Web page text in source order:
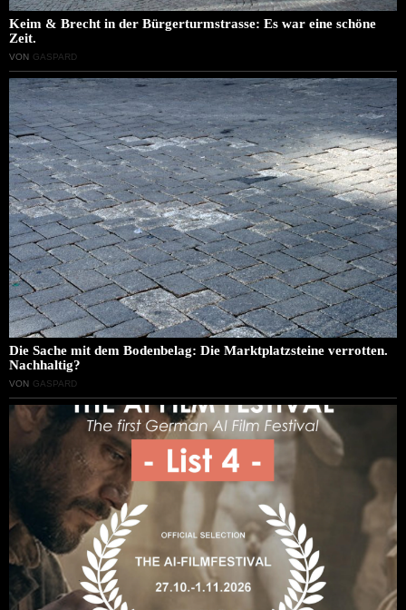
Keim & Brecht in der Bürgerturmstrasse: Es war eine schöne
Zeit.
VON GASPARD
Die Sache mit dem Bodenbelag: Die Marktplatzsteine verrotten.
Nachhaltig?
VON GASPARD